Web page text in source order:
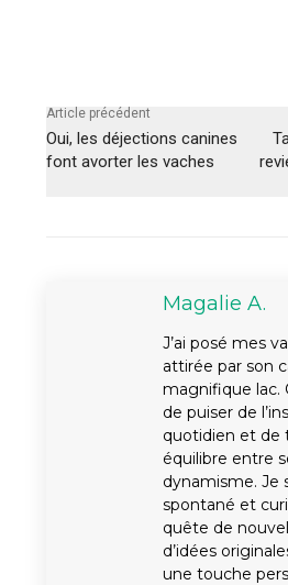
Article précédent
Oui, les déjections canines
font avorter les vaches
Magalie A.
J’ai posé mes
attirée par son
magnifique lac.
de puiser de
quotidien et de
équilibre entre
dynamisme. Je
spontané et
quête de
d’idées
une touche